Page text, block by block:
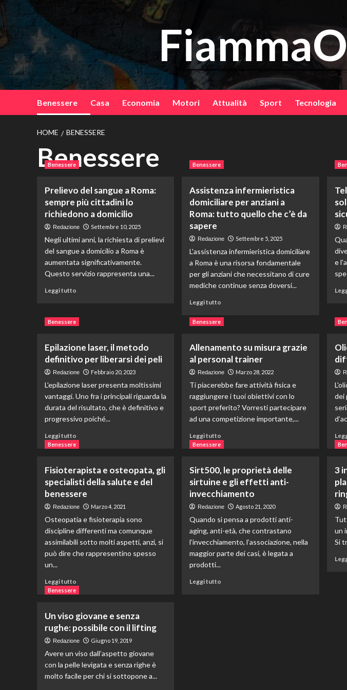
Vai
contenuto
Benessere Casa Economia Motori Attualità Sport Tecnologia
HOME BENESSERE
Benessere
Benessere
Prelievo del sangue a Roma:
sempre più cittadini lo
richiedono a domicilio
Redazione Settembre 10, 2025
Negli ultimi anni, la richiesta di prelievi
del sangue a domicilio a Roma è
aumentata significativamente.
Questo servizio rappresenta una...
Leggi tutto
su
Prelievo
sangue
a
sempre
più
cittadini
lo
richiedono
Benessere
Assistenza infermieristica
domiciliare per anziani a
Roma: tutto quello che c’è da
sapere
Redazione Settembre 5, 2025
L'assistenza infermieristica domiciliare
a Roma è una risorsa fondamentale
per gli anziani che necessitano di cure
mediche continue senza doversi...
Leggi tutto
infermieristica
domiciliare
per
a
Roma:
tutto
quello
da
e
Benessere
Epilazione laser, il metodo
definitivo per liberarsi dei peli
Redazione Febbraio 20, 2023
L'epilazione laser presenta moltissimi
vantaggi. Uno fra i principali riguarda la
durata del risultato, che è definitivo e
progressivo poiché...
Leggi tutto
Epilazione
laser,
il
metodo
per
liberarsi
dei
peli
Benessere
Allenamento su misura grazie
al personal trainer
Redazione Marzo 28, 2022
Ti piacerebbe fare attività fisica e
raggiungere i tuoi obiettivi con lo
sport preferito? Vorresti partecipare
ad una competizione importante,...
Leggi tutto
Allenamento
su
misura
grazie
personal
trainer
dei
Benessere
Fisioterapista e osteopata, gli
specialisti della salute e del
benessere
Redazione Marzo 4, 2021
Osteopatia e fisioterapia sono
discipline differenti ma comunque
assimilabili sotto molti aspetti, anzi, si
può dire che rappresentino spesso
un...
Leggi tutto
Fisioterapista
e
osteopata,
specialisti
della
salute
Benessere
Sirt500, le proprietà delle
sirtuine e gli effetti anti-
invecchiamento
Redazione Agosto 21, 2020
Quando si pensa a prodotti anti-
aging, anti-età, che contrastano
l’invecchiamento, l’associazione, nella
maggior parte dei casi, è legata a
prodotti...
Leggi tutto
3
un
Si
Benessere
Un viso giovane e senza
rughe: possibile con il lifting
Redazione Giugno 19, 2019
Avere un viso dall’aspetto giovane
con la pelle levigata e senza righe è
molto facile per chi si sottopone a...